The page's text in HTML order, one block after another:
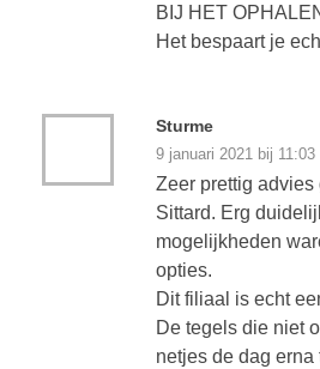
BIJ HET
Het bespaart je
Sturme
9 januari 2021 bij 11:03
Zeer prettig
Sittard. Erg
mogelijkheden
opties.
Dit filiaal is echt
De tegels die niet
netjes de dag erna